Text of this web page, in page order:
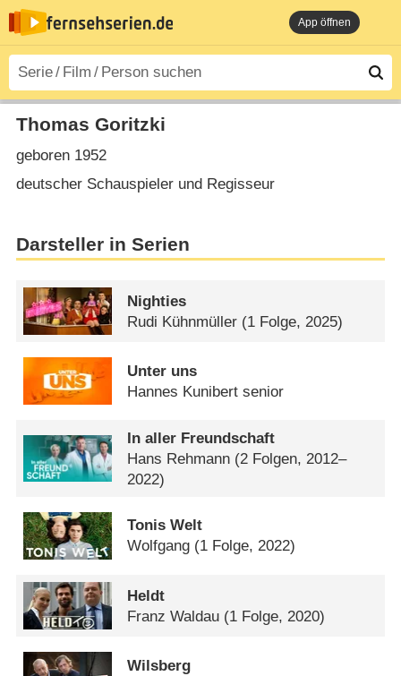
App öffnen
Thomas Goritzki
geboren 1952
deutscher Schauspieler und Regisseur
Darsteller in Serien
Nighties
Rudi Kühnmüller (1 Folge, 2025)
Unter uns
Hannes Kunibert senior
In aller Freundschaft
Hans Rehmann (2 Folgen, 2012–
2022)
Tonis Welt
Wolfgang (1 Folge, 2022)
Heldt
Franz Waldau (1 Folge, 2020)
Wilsberg